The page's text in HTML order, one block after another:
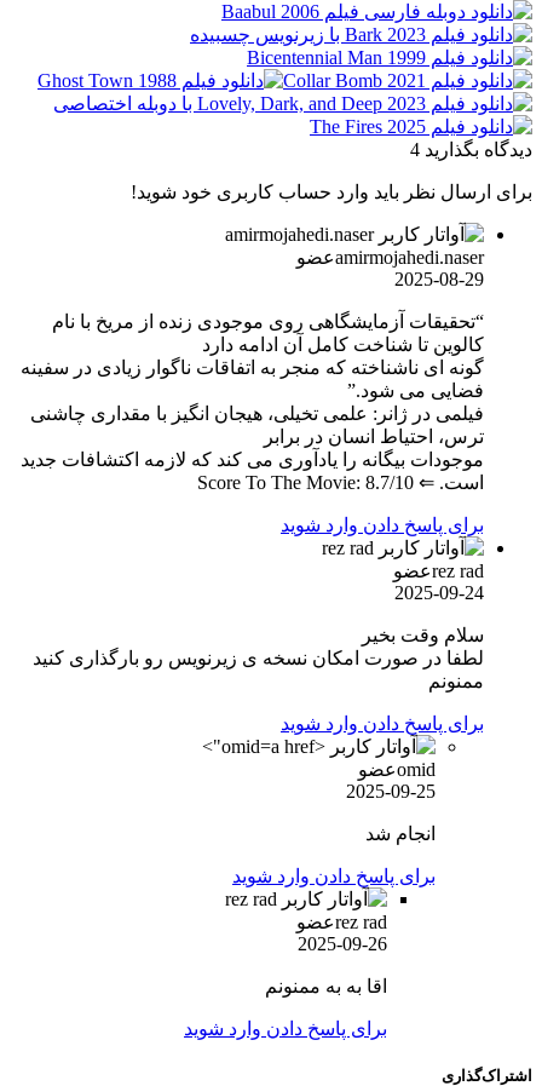
دیدگاه بگذارید 4
برای ارسال نظر باید وارد حساب کاربری خود شوید!
amirmojahedi.naserعضو
2025-08-29
“تحقیقات آزمایشگاهی روی موجودی زنده از مریخ با نام
کالوین تا شناخت کامل آن ادامه دارد
گونه ای ناشناخته که منجر به اتفاقات ناگوار زیادی در سفینه
فضایی می شود.”
فیلمی در ژانر: علمی تخیلی، هیجان انگیز با مقداری چاشنی
ترس، احتیاط انسان در برابر
موجودات بیگانه را یادآوری می کند که لازمه اکتشافات جدید
است. ⇐ 8.7/10 :Score To The Movie
برای پاسخ دادن وارد شوید
rez radعضو
2025-09-24
سلام وقت بخیر
لطفا در صورت امکان نسخه ی زیرنویس رو بارگذاری کنید
ممنونم
برای پاسخ دادن وارد شوید
omid">
omidعضو
2025-09-25
انجام شد
برای پاسخ دادن وارد شوید
rez radعضو
2025-09-26
اقا به به ممنونم
برای پاسخ دادن وارد شوید
اشتراک‌گذاری